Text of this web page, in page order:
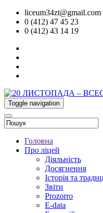
liceum34zt@gmail.com
0 (412) 47 45 23
0 (412) 43 14 19
Toggle navigation
Головна
Про ліцей
Діяльність
Досягнення
Історія та
Звіти
Prozorro
E-data